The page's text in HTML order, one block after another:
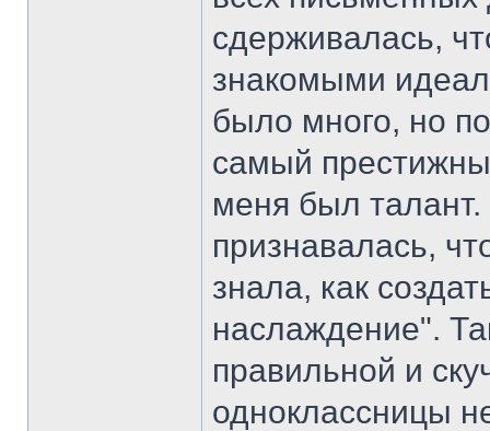
сдерживалась,
знакомыми
было много, но
самый
меня был
признавалась,
знала, как
наслаждение".
правильной и
одноклассницы